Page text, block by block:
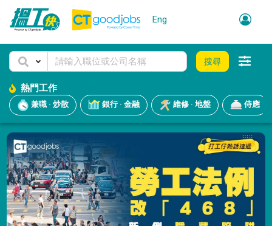
Eng
搜尋
熱門工作
兼職 · 炒散 銀行 · 金融 維修 · 地盤 侍應